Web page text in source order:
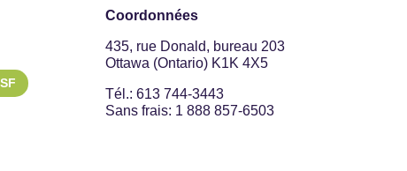
Coordonnées
435, rue Donald, bureau 203
Ottawa (Ontario) K1K 4X5
Tél.: 613 744-3443
Sans frais: 1 888 857-6503